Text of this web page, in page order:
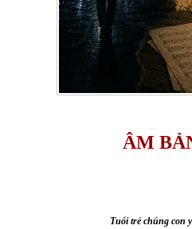
ÂM BẢN
Tuổi trẻ chúng con